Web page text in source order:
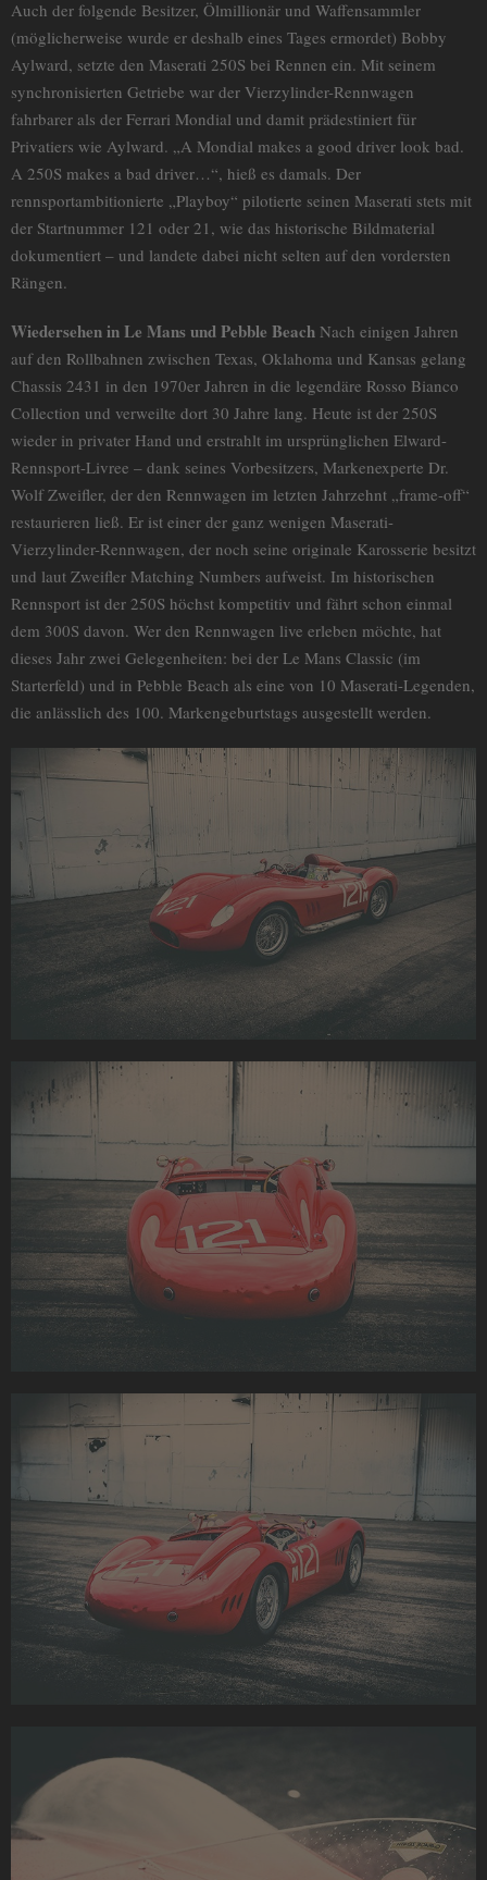
Auch der folgende Besitzer, Ölmillionär und Waffensammler
(möglicherweise wurde er deshalb eines Tages ermordet) Bobby
Aylward, setzte den Maserati 250S bei Rennen ein. Mit seinem
synchronisierten Getriebe war der Vierzylinder-Rennwagen
fahrbarer als der Ferrari Mondial und damit prädestiniert für
Privatiers wie Aylward. „A Mondial makes a good driver look bad.
A 250S makes a bad driver…“, hieß es damals. Der
rennsportambitionierte „Playboy“ pilotierte seinen Maserati stets mit
der Startnummer 121 oder 21, wie das historische Bildmaterial
dokumentiert – und landete dabei nicht selten auf den vordersten
Rängen.
Wiedersehen in Le Mans und Pebble Beach Nach einigen Jahren
auf den Rollbahnen zwischen Texas, Oklahoma und Kansas gelang
Chassis 2431 in den 1970er Jahren in die legendäre Rosso Bianco
Collection und verweilte dort 30 Jahre lang. Heute ist der 250S
wieder in privater Hand und erstrahlt im ursprünglichen Elward-
Rennsport-Livree – dank seines Vorbesitzers, Markenexperte Dr.
Wolf Zweifler, der den Rennwagen im letzten Jahrzehnt „frame-off“
restaurieren ließ. Er ist einer der ganz wenigen Maserati-
Vierzylinder-Rennwagen, der noch seine originale Karosserie besitzt
und laut Zweifler Matching Numbers aufweist. Im historischen
Rennsport ist der 250S höchst kompetitiv und fährt schon einmal
dem 300S davon. Wer den Rennwagen live erleben möchte, hat
dieses Jahr zwei Gelegenheiten: bei der Le Mans Classic (im
Starterfeld) und in Pebble Beach als eine von 10 Maserati-Legenden,
die anlässlich des 100. Markengeburtstags ausgestellt werden.